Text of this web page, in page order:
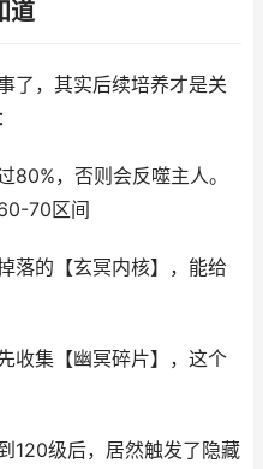
道
了，其实后续培养才是关
80%，否则会反噬主人。
70区间
落的【玄冥内核】，能给
收集【幽冥碎片】，这个
120级后，居然触发了隐藏